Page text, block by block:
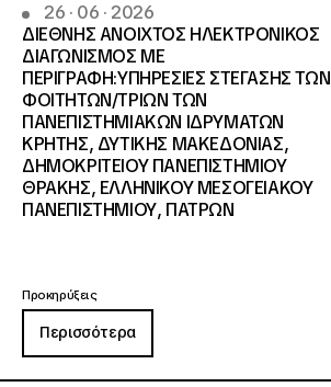
26 · 06 · 2026
ΔΙΕΘΝΗΣ ΑΝΟΙΧΤΟΣ ΗΛΕΚΤΡΟΝΙΚΟΣ
ΔΙΑΓΩΝΙΣΜΟΣ ΜΕ
ΠΕΡΙΓΡΑΦΗ:ΥΠΗΡΕΣΙΕΣ ΣΤΕΓΑΣΗΣ ΤΩΝ
ΦΟΙΤΗΤΩΝ/ΤΡΙΩΝ ΤΩΝ
ΠΑΝΕΠΙΣΤΗΜΙΑΚΩΝ ΙΔΡΥΜΑΤΩΝ
KΡΗΤΗΣ, ΔΥΤΙΚΗΣ ΜΑΚΕΔΟΝΙΑΣ,
ΔΗΜΟΚΡΙΤΕΙΟΥ ΠΑΝΕΠΙΣΤΗΜΙΟΥ
ΘΡΑΚΗΣ, ΕΛΛΗΝΙΚΟΥ ΜΕΣΟΓΕΙΑΚΟΥ
ΠΑΝΕΠΙΣΤΗΜΙΟΥ, ΠΑΤΡΩΝ
Προκηρύξεις
Περισσότερα